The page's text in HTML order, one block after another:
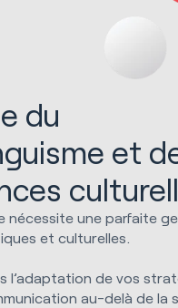
du
et
nécessite une parfaite
et culturelles.
l’adaptation de vos
au-delà de la